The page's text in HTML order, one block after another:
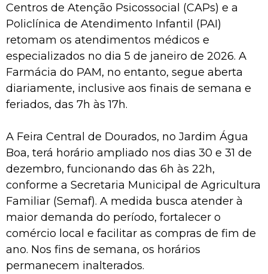
Centros de Atenção Psicossocial (CAPs) e a
Policlínica de Atendimento Infantil (PAI)
retomam os atendimentos médicos e
especializados no dia 5 de janeiro de 2026. A
Farmácia do PAM, no entanto, segue aberta
diariamente, inclusive aos finais de semana e
feriados, das 7h às 17h.
A Feira Central de Dourados, no Jardim Água
Boa, terá horário ampliado nos dias 30 e 31 de
dezembro, funcionando das 6h às 22h,
conforme a Secretaria Municipal de Agricultura
Familiar (Semaf). A medida busca atender à
maior demanda do período, fortalecer o
comércio local e facilitar as compras de fim de
ano. Nos fins de semana, os horários
permanecem inalterados.